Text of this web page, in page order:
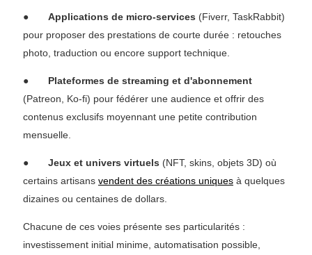
● Applications de micro-services (Fiverr, TaskRabbit)
pour proposer des prestations de courte durée : retouches
photo, traduction ou encore support technique.
● Plateformes de streaming et d'abonnement
(Patreon, Ko-fi) pour fédérer une audience et offrir des
contenus exclusifs moyennant une petite contribution
mensuelle.
● Jeux et univers virtuels (NFT, skins, objets 3D) où
certains artisans vendent des créations uniques à quelques
dizaines ou centaines de dollars.
Chacune de ces voies présente ses particularités :
investissement initial minime, automatisation possible,